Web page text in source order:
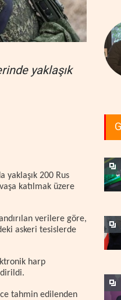
yaklaşık
200 Rus
katılmak üzere
verilere göre,
askeri tesislerde
harp
tahmin edilenden